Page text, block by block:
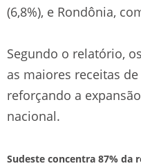
(6,8%), e Rondônia,
Segundo o relatório,
as maiores receitas
reforçando a
nacional.
Sudeste concentra 87% da